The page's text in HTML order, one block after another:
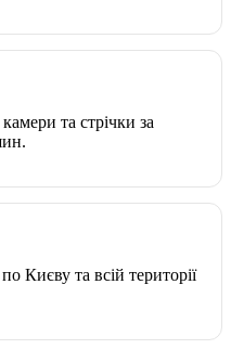
та стрічки за
Києву та всій території